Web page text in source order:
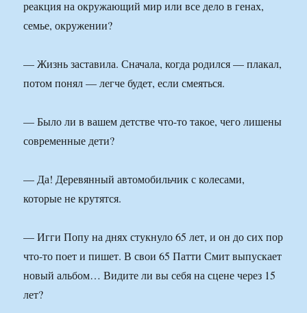
реакция на окружающий мир или все дело в генах,
семье, окружении?
— Жизнь заставила. Сначала, когда родился — плакал,
потом понял — легче будет, если смеяться.
— Было ли в вашем детстве что-то такое, чего лишены
современные дети?
— Да! Деревянный автомобильчик с колесами,
которые не крутятся.
— Игги Попу на днях стукнуло 65 лет, и он до сих пор
что-то поет и пишет. В свои 65 Патти Смит выпускает
новый альбом… Видите ли вы себя на сцене через 15
лет?